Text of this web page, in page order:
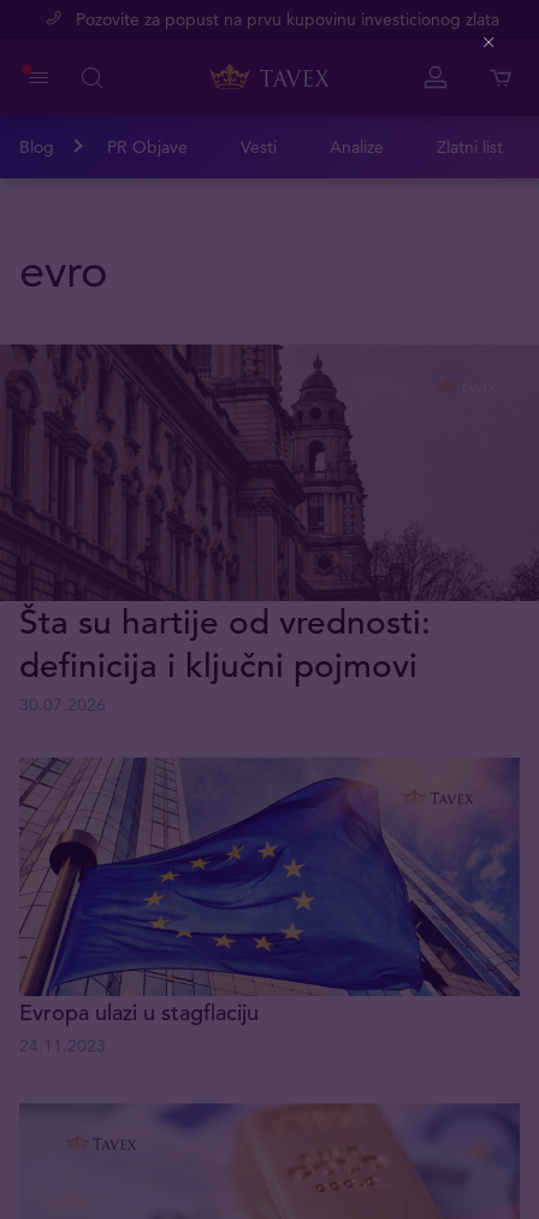
Pozovite za popust na prvu kupovinu investicionog zlata
Blog PR Objave Vesti Analize Zlatni list
evro
Šta su hartije od vrednosti:
definicija i ključni pojmovi
Evropa ulazi u stagflaciju
Close